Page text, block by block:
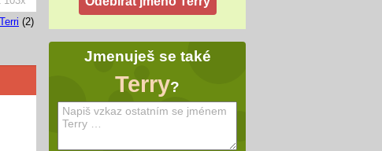
Terri (2)
Jmenuješ se také
Terry?